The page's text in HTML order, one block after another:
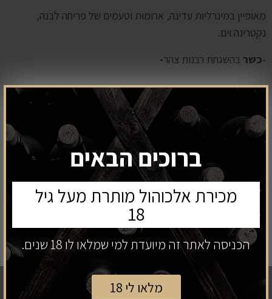
ברוכים הבאים
מכירת אלכוהול מותרת מעל גיל
18
הכניסה לאתר זה מיועדת למי שמלאו לו 18 שנים.
מלאו לי 18
מאופיין במינרליות עדינה, ארומות וטעמים של פריחה לבנה,
נקטרינה וים.
-כשר בהשגחת רבנות צהר-
מחיר: 99
₪
ניווט כללי